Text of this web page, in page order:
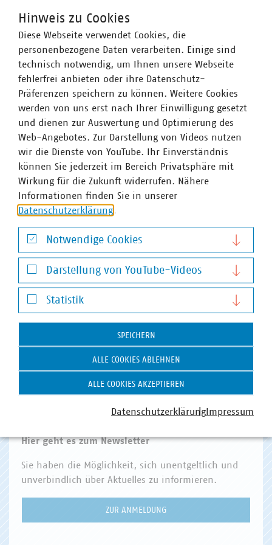
ENERGIEWIRTSCHAFTWASSER/ABWASSERDIGITALISIERUNG/TKABFALLWIRTSCHAFT
RECHT
Hausanschrift und Kontakt
VKU-Hauptgeschäftsstelle
Invalidenstr. 91
10115 Berlin
Telefon:+49 30 58580-0
E-Mail:info(at)vku(dot)de
VKU Angebote
VKU AKADEMIE
VKU VERLAG
KOMMUNALDIGITAL
Hier geht es zum Newsletter
Sie haben die Möglichkeit, sich unentgeltlich und
unverbindlich über Aktuelles zu informieren.
ZUR ANMELDUNG
Hinweis zu Cookies
Diese Webseite verwendet Cookies, die
personenbezogene Daten verarbeiten. Einige sind
technisch notwendig, um Ihnen unsere Webseite
fehlerfrei anbieten oder ihre Datenschutz-
Präferenzen speichern zu können. Weitere Cookies
werden von uns erst nach Ihrer Einwilligung gesetzt
und dienen zur Auswertung und Optimierung des
Web-Angebotes. Zur Darstellung von Videos nutzen
wir die Dienste von YouTube. Ihr Einverständnis
können Sie jederzeit im Bereich Privatsphäre mit
Wirkung für die Zukunft widerrufen. Nähere
Informationen finden Sie in unserer
Datenschutzerklärung.
Notwendige Cookies
Notwendige Cookies
Darstellung von YouTube-Videos
Darstellung von YouTube-Videos
Statistik
Statistik
SPEICHERN
ALLE COOKIES ABLEHNEN
ALLE COOKIES AKZEPTIEREN
DatenschutzerklärungImpressum